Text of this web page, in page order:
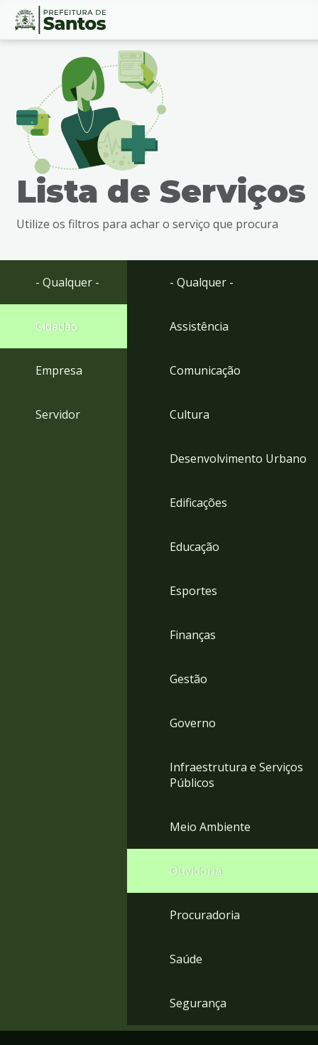
Ir
busca
Ir
rodapé
Conteúdo
Lista de Serviços
Utilize os filtros para achar o serviço que procura
- Qualquer -
Cidadão
Empresa
Servidor
- Qualquer -
Assistência
Comunicação
Cultura
Desenvolvimento Urbano
Edificações
Educação
Esportes
Finanças
Gestão
Governo
Infraestrutura e Serviços
Públicos
Meio Ambiente
Ouvidoria
Procuradoria
Saúde
Segurança